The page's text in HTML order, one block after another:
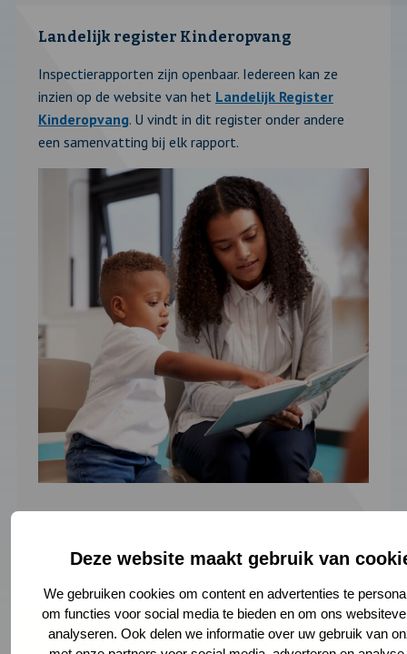
Deze website maakt gebruik van
We gebruiken cookies om content en advertenties te
om functies voor social media te bieden en om ons
analyseren. Ook delen we informatie over uw gebruik van
Landelijk register Kinderopvang
Inspectierapporten zijn openbaar. Iedereen kan ze
inzien op de website van het Landelijk Register
Kinderopvang. U vindt in dit register onder andere
een samenvatting bij elk rapport.
Veiligheid in de